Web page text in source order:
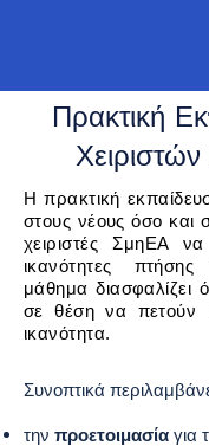
Πρακτική
Η πρακτική
στους νέους όσο και
χειριστές ΣμηΕΑ
ικανότητες
μάθημα διασφαλίζει
σε θέση να πετούν
ικανότητα.
Συνοπτικά
την προετοιμασία για